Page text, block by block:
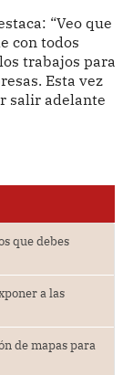
“Veo que
con todos
trabajos para
Esta vez
salir adelante
que debes
a las
de mapas para